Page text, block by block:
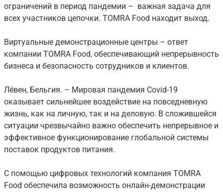
ограничений в период пандемии – важная задача для
всех участников цепочки. TOMRA Food находит выход.
Виртуальные демонстрационные центры – ответ
компании TOMRA Food, обеспечивающий непрерывность
бизнеса и безопасность сотрудников и клиентов.
Лёвен, Бельгия. – Мировая пандемия Covid-19
оказывает сильнейшее воздействие на повседневную
жизнь, как на личную, так и на деловую. В сложившейся
ситуации чрезвычайно важно обеспечить непрерывное и
эффективное функционирование глобальной системы
поставок продуктов питания.
С помощью цифровых технологий компания TOMRA
Food обеспечила возможность онлайн-демонстрации